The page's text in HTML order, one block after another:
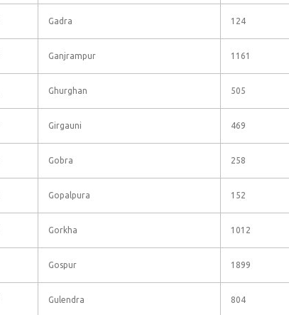
Gadra 124
Ganjrampur 1161
Ghurghan 505
Girgauni 469
Gobra 258
Gopalpura 152
Gorkha 1012
Gospur 1899
Gulendra 804